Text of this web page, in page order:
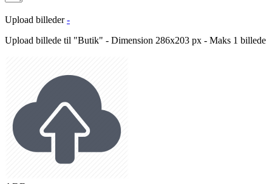
Upload billeder -
Upload billede til "Butik" - Dimension 286x203 px - Maks 1 billede